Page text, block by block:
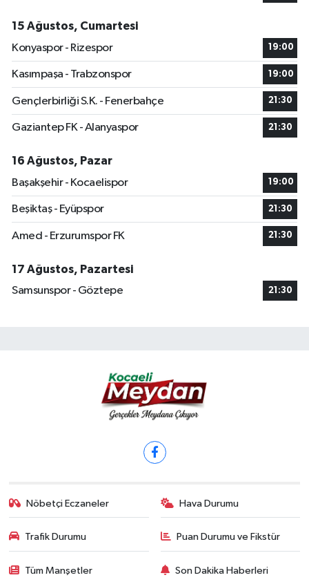
15 Ağustos, Cumartesi
Konyaspor - Rizespor
19:00
Kasımpaşa - Trabzonspor 19:00
Gençlerbirliği S.K. - Fenerbahçe 21:30
Gaziantep FK - Alanyaspor 21:30
16 Ağustos, Pazar
Başakşehir - Kocaelispor
19:00
Beşiktaş - Eyüpspor 21:30
Amed - Erzurumspor FK 21:30
17 Ağustos, Pazartesi
Samsunspor - Göztepe
21:30
Nöbetçi Eczaneler Hava Durumu
Trafik Durumu Puan Durumu ve Fikstür
Tüm Manşetler Son Dakika Haberleri